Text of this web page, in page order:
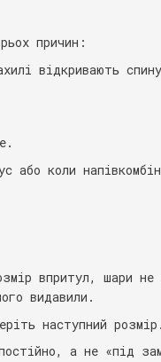
причин:
відкривають
або коли
впритул, шари не
видавили.
наступний
а не «під